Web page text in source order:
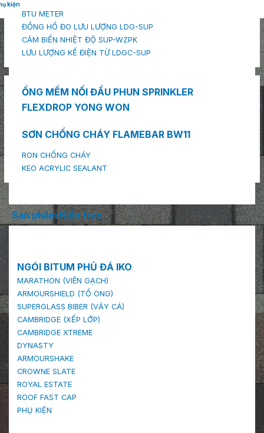
BTU METER
ĐỒNG HỒ ĐO LƯU LƯỢNG LDG-SUP
CẢM BIẾN NHIỆT ĐỘ SUP-WZPK
LƯU LƯỢNG KẾ ĐIỆN TỪ LDGC-SUP
ỐNG MỀM NỐI ĐẦU PHUN SPRINKLER
FLEXDROP YONG WON
SƠN CHỐNG CHÁY FLAMEBAR BW11
RON CHỐNG CHÁY
KEO ACRYLIC SEALANT
Sản phẩm Kiến trúc
NGÓI BITUM PHỦ ĐÁ IKO
MARATHON (VIÊN GẠCH)
ARMOURSHIELD (TỔ ONG)
SUPERGLASS BIBER (VẢY CÁ)
CAMBRIDGE (XẾP LỚP)
CAMBRIDGE XTREME
DYNASTY
ARMOURSHAKE
CROWNE SLATE
ROYAL ESTATE
ROOF FAST CAP
PHỤ KIỆN
kiện